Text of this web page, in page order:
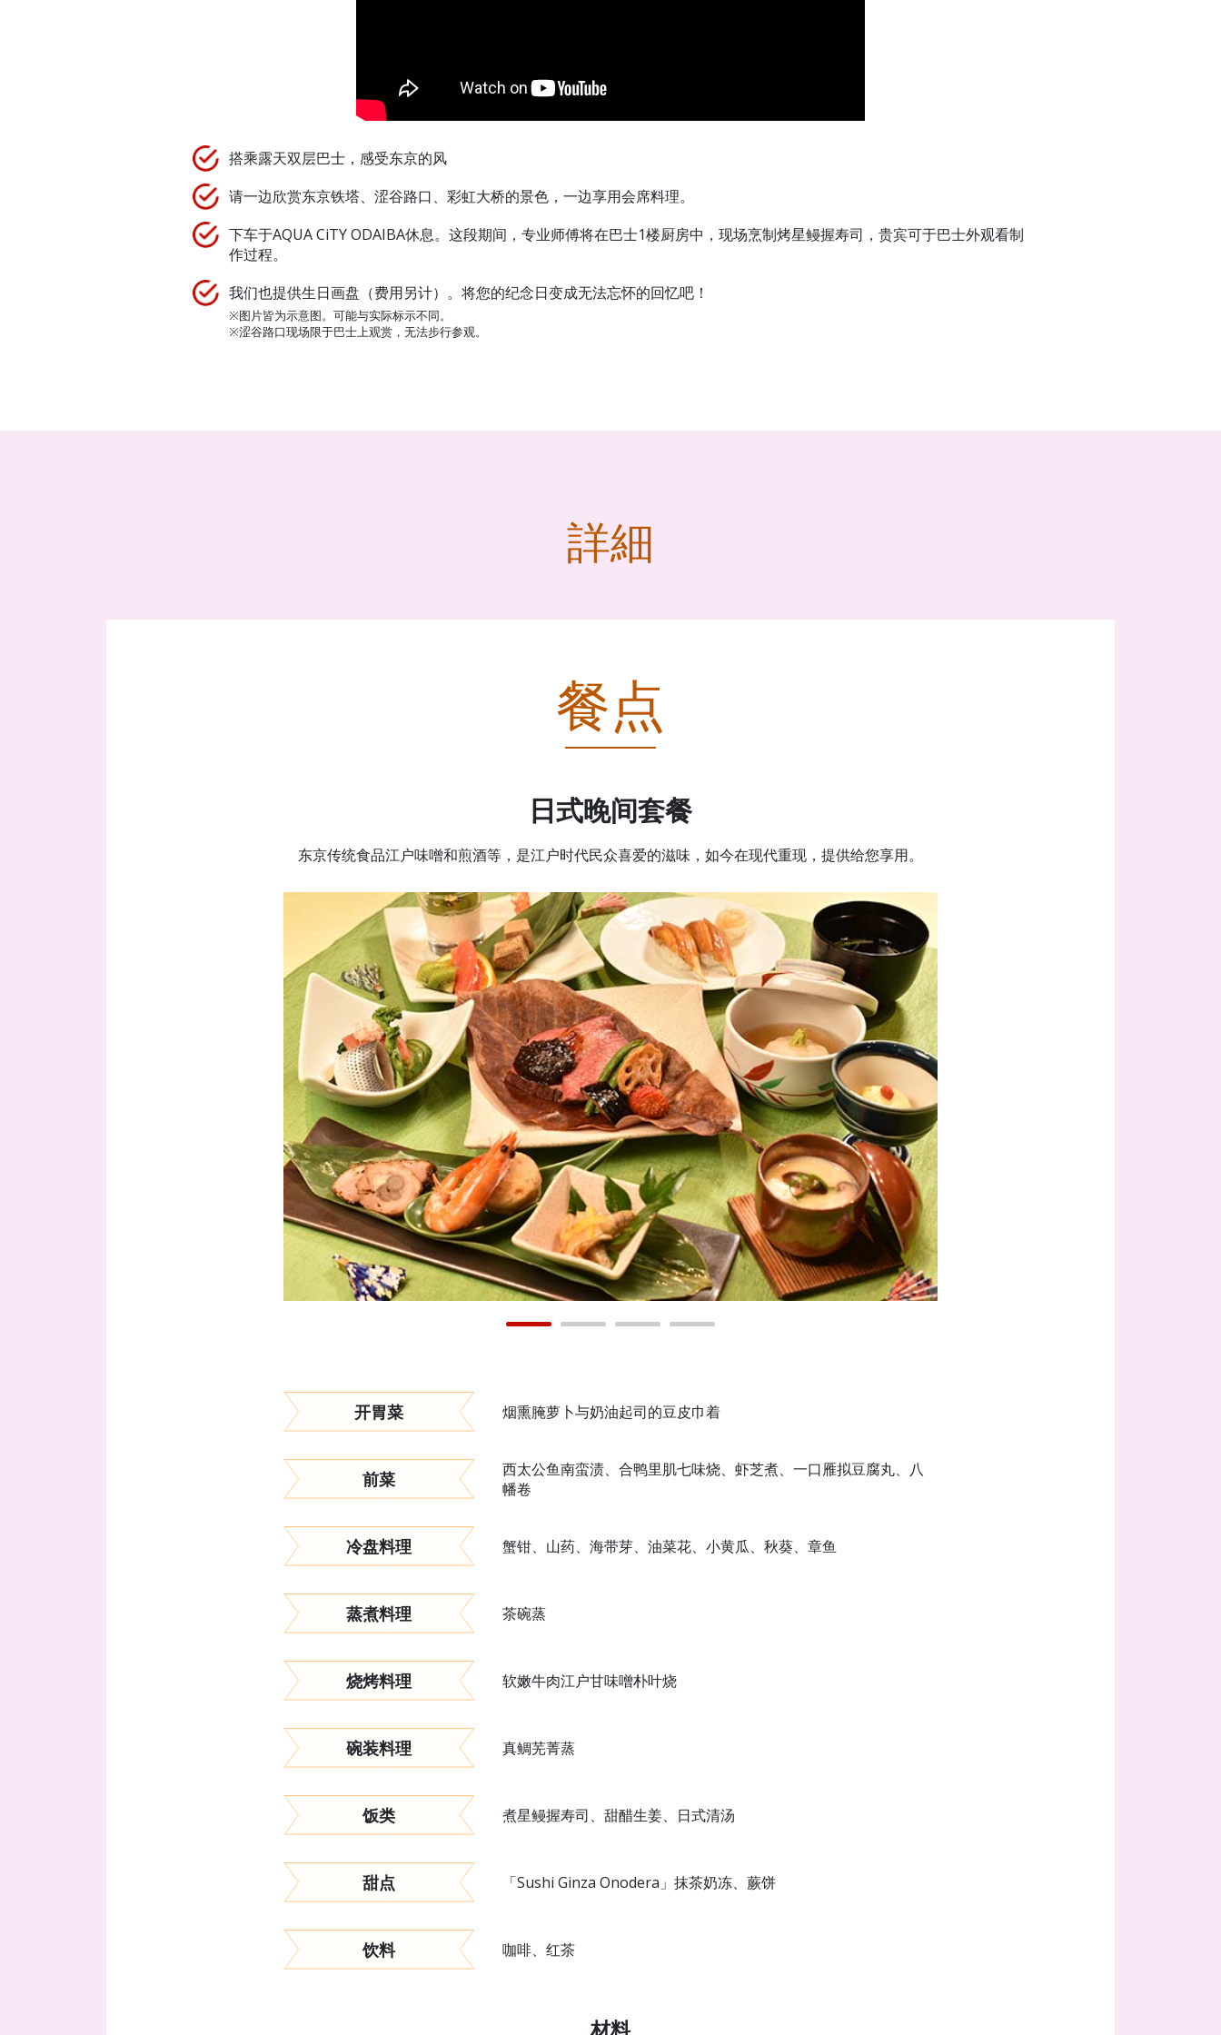
搭乘露天双层巴士，感受东京的风
请一边欣赏东京铁塔、涩谷路口、彩虹大桥的景色，一边享用会席料理。
下车于AQUA CiTY ODAIBA休息。这段期间，专业师傅将在巴士1楼厨房中，现场烹制烤星鳗握寿司，贵宾可于巴士外观看制
作过程。
我们也提供生日画盘（费用另计）。将您的纪念日变成无法忘怀的回忆吧！
※图片皆为示意图。可能与实际标示不同。
※涩谷路口现场限于巴士上观赏，无法步行参观。
詳細
餐点
日式晚间套餐
东京传统食品江户味噌和煎酒等，是江户时代民众喜爱的滋味，如今在现代重现，提供给您享用。
开胃菜 烟熏腌萝卜与奶油起司的豆皮巾着
前菜
西太公鱼南蛮渍、合鸭里肌七味烧、虾芝煮、一口雁拟豆腐丸、八
幡卷
冷盘料理 蟹钳、山药、海带芽、油菜花、小黄瓜、秋葵、章鱼
蒸煮料理 茶碗蒸
烧烤料理 软嫩牛肉江户甘味噌朴叶烧
碗装料理 真鲷芜菁蒸
饭类 煮星鳗握寿司、甜醋生姜、日式清汤
甜点 「Sushi Ginza Onodera」抹茶奶冻、蕨饼
饮料 咖啡、红茶
材料